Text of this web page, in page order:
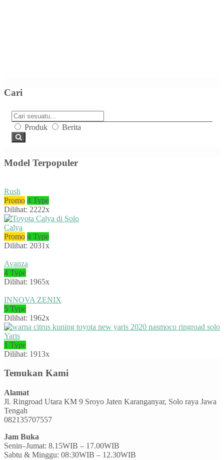
Cari
Produk Berita
Model Terpopuler
Rush
Promo 4 Type
Dilihat: 2222x
Calya
Promo 4 Type
Dilihat: 2031x
Avanza
4 Type
Dilihat: 1965x
INNOVA ZENIX
5 Type
Dilihat: 1962x
Yaris
1 Type
Dilihat: 1913x
Temukan Kami
Alamat
Jl. Ringroad Utara KM 9 Sroyo Jaten Karanganyar, Solo raya Jawa
Tengah
082135707557
Jam Buka
Senin–Jumat: 8.15WIB – 17.00WIB
Sabtu & Minggu: 08:30WIB – 12.30WIB